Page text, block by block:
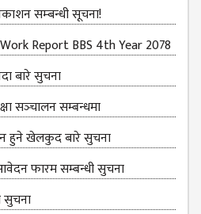
सम्‍बन्धी सूचना!
Report BBS 4th Year 2078
बारे सुचना
सञ्‍चालन सम्बन्धमा
हुने खेलकुद बारे सुचना
फारम सम्बन्धी सुचना
सुचना